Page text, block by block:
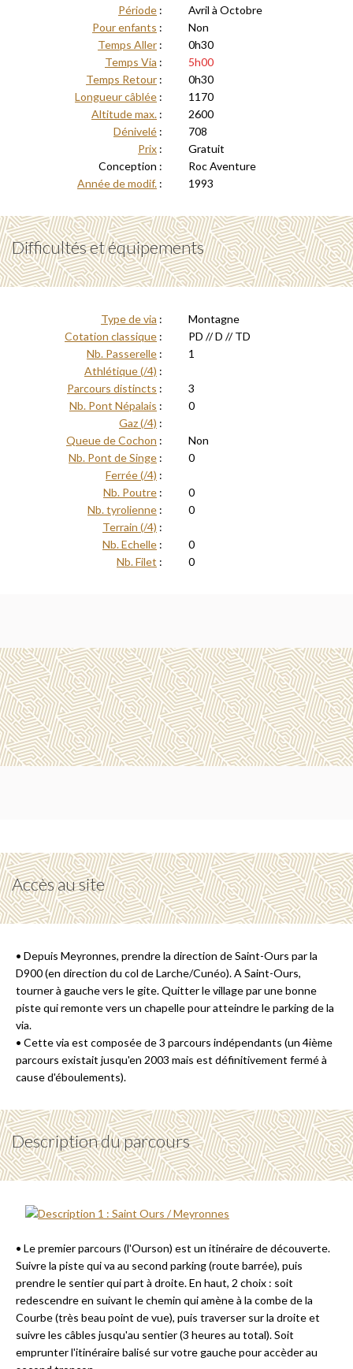
Période :
Avril à Octobre
Pour enfants :
Non
Temps Aller :
0h30
Temps Via :
5h00
Temps Retour :
0h30
Longueur câblée :
1170
Altitude max. :
2600
Dénivelé :
708
Prix :
Gratuit
Conception :
Roc Aventure
Année de modif. : 1993
Difficultés et équipements
Type de via :
Montagne
Cotation classique :
PD // D // TD
Nb. Passerelle :
1
Athlétique (/4) :
Parcours distincts :
3
Nb. Pont Népalais :
0
Gaz (/4) :
Queue de Cochon :
Non
Nb. Pont de Singe :
0
Ferrée (/4) :
Nb. Poutre :
0
Nb. tyrolienne :
0
Terrain (/4) :
Nb. Echelle :
0
Nb. Filet : 0
Accès au site
• Depuis Meyronnes, prendre la direction de Saint-Ours par la
D900 (en direction du col de Larche/Cunéo). A Saint-Ours,
tourner à gauche vers le gite. Quitter le village par une bonne
piste qui remonte vers un chapelle pour atteindre le parking de la
via.
• Cette via est composée de 3 parcours indépendants (un 4ième
parcours existait jusqu'en 2003 mais est définitivement fermé à
cause d'éboulements).
Description du parcours
• Le premier parcours (l'Ourson) est un itinéraire de découverte.
Suivre la piste qui va au second parking (route barrée), puis
prendre le sentier qui part à droite. En haut, 2 choix : soit
redescendre en suivant le chemin qui amène à la combe de la
Courbe (très beau point de vue), puis traverser sur la droite et
suivre les câbles jusqu'au sentier (3 heures au total). Soit
emprunter l'itinéraire balisé sur votre gauche pour accèder au